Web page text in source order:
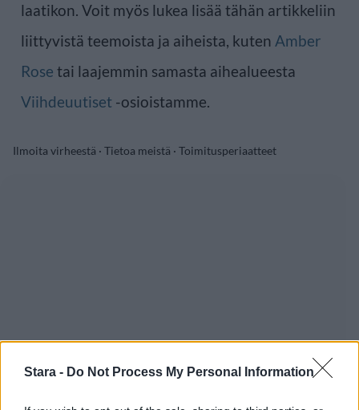
Stara - Do Not Process My Personal Information
laatikon. Voit myös lukea lisää tähän artikkeliin
liittyvistä teemoista ja aiheista, kuten Amber
Rose tai laajemmin samasta aihealueesta
Viihdeuutiset -osioistamme.
Ilmoita virheestä · Tietoa meistä · Toimitusperiaatteet